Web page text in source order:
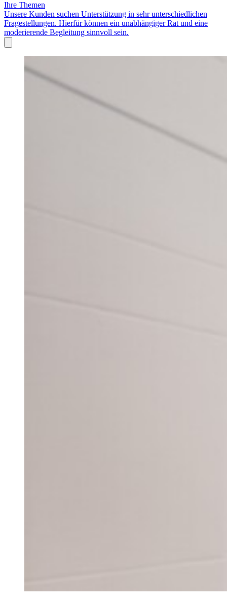
Ihre Themen
Unsere Kunden suchen Unterstützung in sehr unterschiedlichen
Fragestellungen. Hierfür können ein unabhängiger Rat und eine
moderierende Begleitung sinnvoll sein.